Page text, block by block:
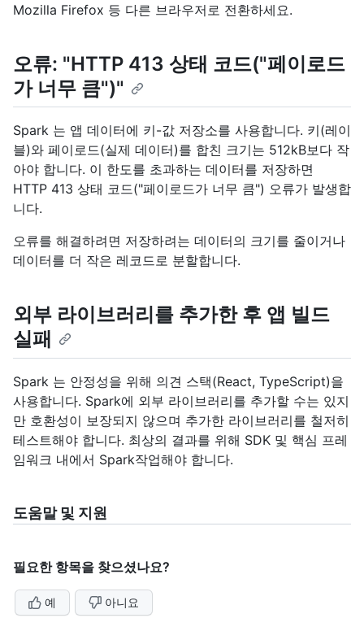
Mozilla Firefox 등 다른 브라우저로 전환하세요.
오류: "HTTP 413 상태 코드("페이로드
가 너무 큼")"
Spark 는 앱 데이터에 키-값 저장소를 사용합니다. 키(레이
블)와 페이로드(실제 데이터)를 합친 크기는 512kB보다 작
아야 합니다. 이 한도를 초과하는 데이터를 저장하면
HTTP 413 상태 코드("페이로드가 너무 큼") 오류가 발생합
니다.
오류를 해결하려면 저장하려는 데이터의 크기를 줄이거나
데이터를 더 작은 레코드로 분할합니다.
외부 라이브러리를 추가한 후 앱 빌드
실패
Spark 는 안정성을 위해 의견 스택(React, TypeScript)을
사용합니다. Spark에 외부 라이브러리를 추가할 수는 있지
만 호환성이 보장되지 않으며 추가한 라이브러리를 철저히
테스트해야 합니다. 최상의 결과를 위해 SDK 및 핵심 프레
임워크 내에서 Spark작업해야 합니다.
도움말 및 지원
필요한 항목을 찾으셨나요?
예 아니요